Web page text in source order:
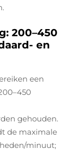
200–450
en
een
gehouden.
de maximale
minuut;